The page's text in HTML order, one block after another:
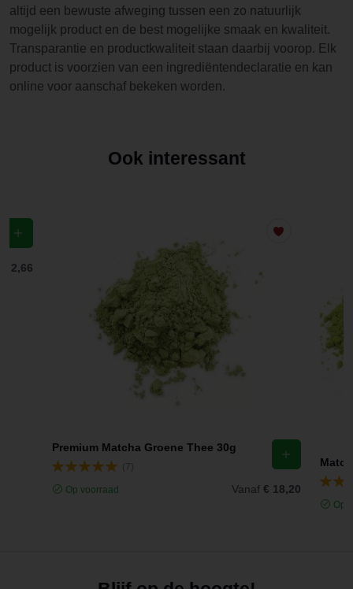
altijd een bewuste afweging tussen een zo natuurlijk
mogelijk product en de best mogelijke smaak en kwaliteit.
Transparantie en productkwaliteit staan daarbij voorop. Elk
product is voorzien van een ingrediëntendeclaratie en kan
online voor aanschaf bekeken worden.
Ook interessant
€ 2,66
Premium Matcha Groene Thee 30g
Op voorraad Vanaf € 18,20
Op